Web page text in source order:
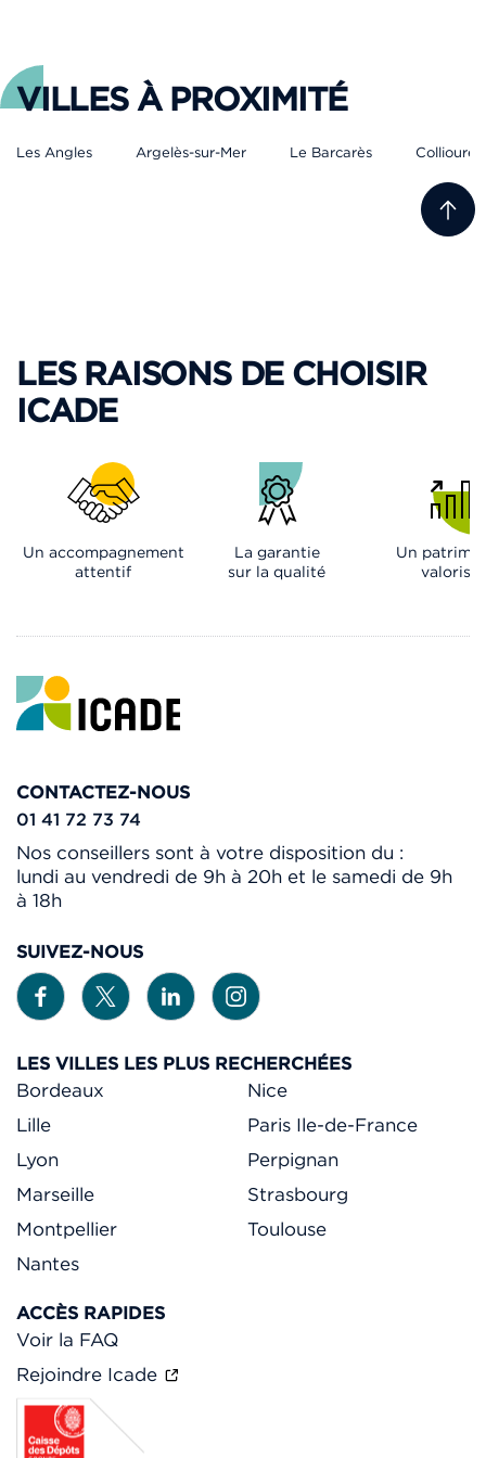
VILLES À PROXIMITÉ
Les Angles Argelès-sur-Mer Le Barcarès Collioure
LES RAISONS DE CHOISIR
ICADE
Un accompagnement
attentif
La garantie
sur la qualité
Un
valorisé
CONTACTEZ-NOUS
01 41 72 73 74
Nos conseillers sont à votre disposition du :
lundi au vendredi de 9h à 20h et le samedi de 9h
à 18h
SUIVEZ-NOUS
LES VILLES LES PLUS RECHERCHÉES
Bordeaux
Lille
Lyon
Marseille
Montpellier
Nantes
Nice
Paris Ile-de-France
Perpignan
Strasbourg
Toulouse
ACCÈS RAPIDES
Voir la FAQ
Rejoindre Icade